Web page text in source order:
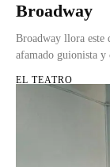
Broadway
Broadway llora este
afamado guionista
EL TEATRO